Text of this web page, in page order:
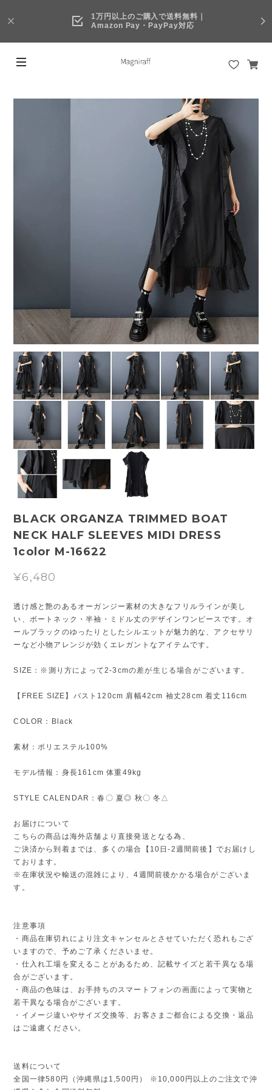
1万円以上のご購入で送料無料｜
Amazon Pay・PayPay対応
BLACK ORGANZA TRIMMED BOAT
NECK HALF SLEEVES MIDI DRESS
1color M-16622
¥6,480
透け感と艶のあるオーガンジー素材の大きなフリルラインが美し
い、ボートネック・半袖・ミドル丈のデザインワンピースです。オ
ールブラックのゆったりとしたシルエットが魅力的な、アクセサリ
ーなど小物アレンジが効くエレガントなアイテムです。
SIZE：※測り方によって2-3cmの差が生じる場合がございます。
【FREE SIZE】バスト120cm 肩幅42cm 袖丈28cm 着丈116cm
COLOR：Black
素材：ポリエステル100%
モデル情報：身長161cm 体重49kg
STYLE CALENDAR：春〇 夏◎ 秋〇 冬△
お届けについて
こちらの商品は海外店舗より直接発送となる為、
ご決済から到着までは、多くの場合【10日-2週間前後】でお届けし
ております。
※在庫状況や輸送の混雑により、4週間前後かかる場合がございま
す。
注意事項
・商品在庫切れにより注文キャンセルとさせていただく恐れもござ
いますので、予めご了承くださいませ。
・仕入れ工場を変えることがあるため、記載サイズと若干異なる場
合がございます。
・商品の色味は、お手持ちのスマートフォンの画面によって実物と
若干異なる場合がございます。
・イメージ違いやサイズ交換等、お客さまご都合による交換・返品
はご遠慮ください。
送料について
全国一律580円（沖縄県は1,500円） ※10,000円以上のご注文で沖